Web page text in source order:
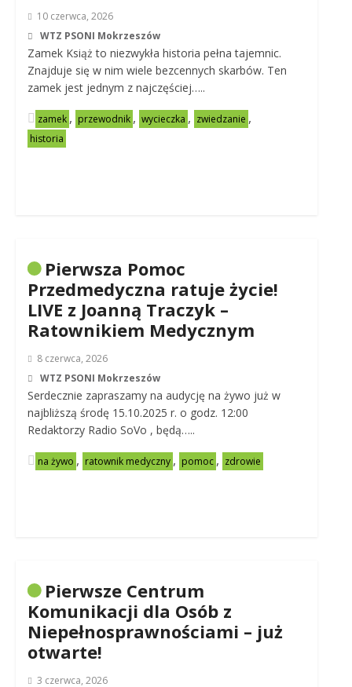
10 czerwca, 2026
WTZ PSONI Mokrzeszów
Zamek Książ to niezwykła historia pełna tajemnic.
Znajduje się w nim wiele bezcennych skarbów. Ten
zamek jest jednym z najczęściej…..
zamek , przewodnik , wycieczka , zwiedzanie ,
historia
Pierwsza Pomoc
Przedmedyczna ratuje życie!
LIVE z Joanną Traczyk –
Ratownikiem Medycznym
8 czerwca, 2026
WTZ PSONI Mokrzeszów
Serdecznie zapraszamy na audycję na żywo już w
najbliższą środę 15.10.2025 r. o godz. 12:00
Redaktorzy Radio SoVo , będą…..
na żywo , ratownik medyczny , pomoc , zdrowie
Pierwsze Centrum
Komunikacji dla Osób z
Niepełnosprawnościami – już
otwarte!
3 czerwca, 2026